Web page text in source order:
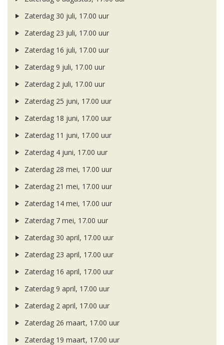
Zaterdag 30 juli, 17.00 uur
Zaterdag 23 juli, 17.00 uur
Zaterdag 16 juli, 17.00 uur
Zaterdag 9 juli, 17.00 uur
Zaterdag 2 juli, 17.00 uur
Zaterdag 25 juni, 17.00 uur
Zaterdag 18 juni, 17.00 uur
Zaterdag 11 juni, 17.00 uur
Zaterdag 4 juni, 17.00 uur
Zaterdag 28 mei, 17.00 uur
Zaterdag 21 mei, 17.00 uur
Zaterdag 14 mei, 17.00 uur
Zaterdag 7 mei, 17.00 uur
Zaterdag 30 april, 17.00 uur
Zaterdag 23 april, 17.00 uur
Zaterdag 16 april, 17.00 uur
Zaterdag 9 april, 17.00 uur
Zaterdag 2 april, 17.00 uur
Zaterdag 26 maart, 17.00 uur
Zaterdag 19 maart, 17.00 uur